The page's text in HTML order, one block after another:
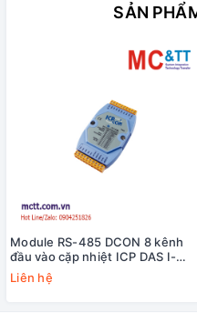
SẢN
Module RS-485 DCON 8 kênh
đầu vào cặp nhiệt ICP DAS I-
7018BL CR
Liên hệ